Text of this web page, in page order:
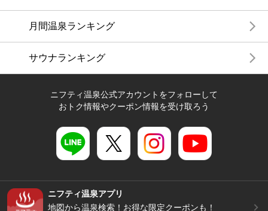
月間温泉ランキング
サウナランキング
ニフティ温泉公式アカウントをフォローして
おトク情報やクーポン情報を受け取ろう
ニフティ温泉アプリ
地図から温泉検索！お得な限定クーポンも！